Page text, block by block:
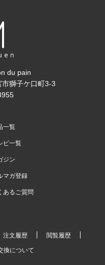
du pain
獅子ケ口町3-3
一覧
ピ一覧
ジン
マガ登録
あるご質問
注文履歴 閲覧履歴
換について